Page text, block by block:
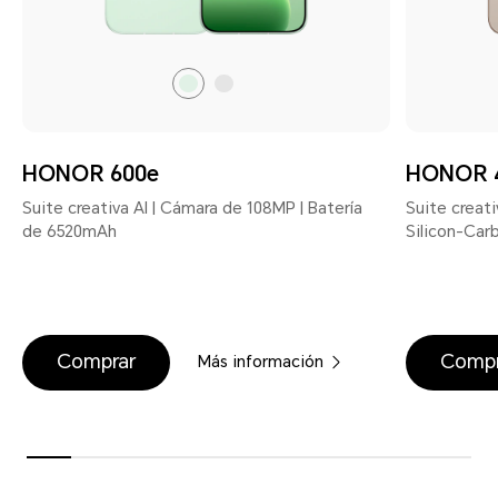
Sprout
HONOR 600e
Suite creativa AI | Cámara de 108MP | Batería
de 6520mAh
Comprar Más información
HONOR
Suite
Silicon-